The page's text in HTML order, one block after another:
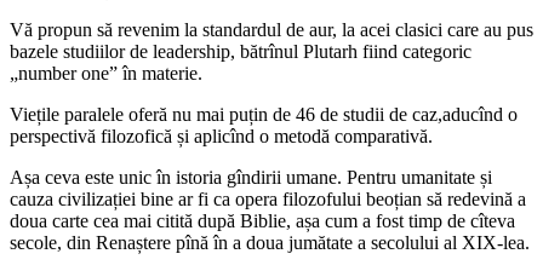
Vă propun să revenim la standardul de aur, la acei clasici care au pus
bazele studiilor de leadership, bătrînul Plutarh fiind categoric
„number one” în materie.
Viețile paralele oferă nu mai puțin de 46 de studii de caz,aducînd o
perspectivă filozofică și aplicînd o metodă comparativă.
Așa ceva este unic în istoria gîndirii umane. Pentru umanitate și
cauza civilizației bine ar fi ca opera filozofului beoțian să redevină a
doua carte cea mai citită după Biblie, așa cum a fost timp de cîteva
secole, din Renaștere pînă în a doua jumătate a secolului al XIX-lea.